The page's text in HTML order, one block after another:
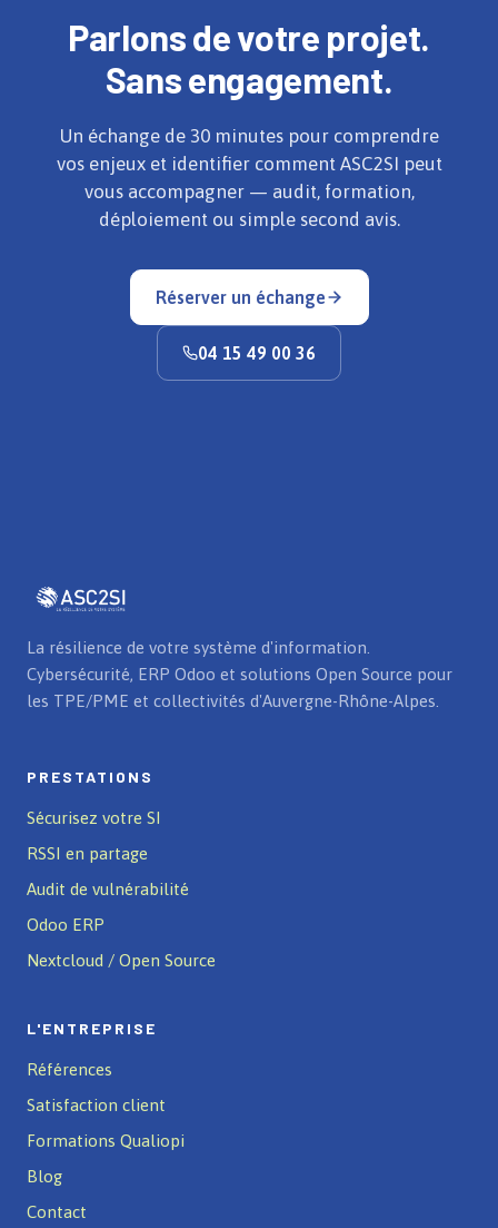
Parlons de votre projet.
Sans engagement.
Un échange de 30 minutes pour comprendre
vos enjeux et identifier comment ASC2SI peut
vous accompagner — audit, formation,
déploiement ou simple second avis.
Réserver un échange
04 15 49 00 36
La résilience de votre système d'information.
Cybersécurité, ERP Odoo et solutions Open Source pour
les TPE/PME et collectivités d'Auvergne-Rhône-Alpes.
PRESTATIONS
Sécurisez votre SI
RSSI en partage
Audit de vulnérabilité
Odoo ERP
Nextcloud / Open Source
L'ENTREPRISE
Références
Satisfaction client
Formations Qualiopi
Blog
Contact